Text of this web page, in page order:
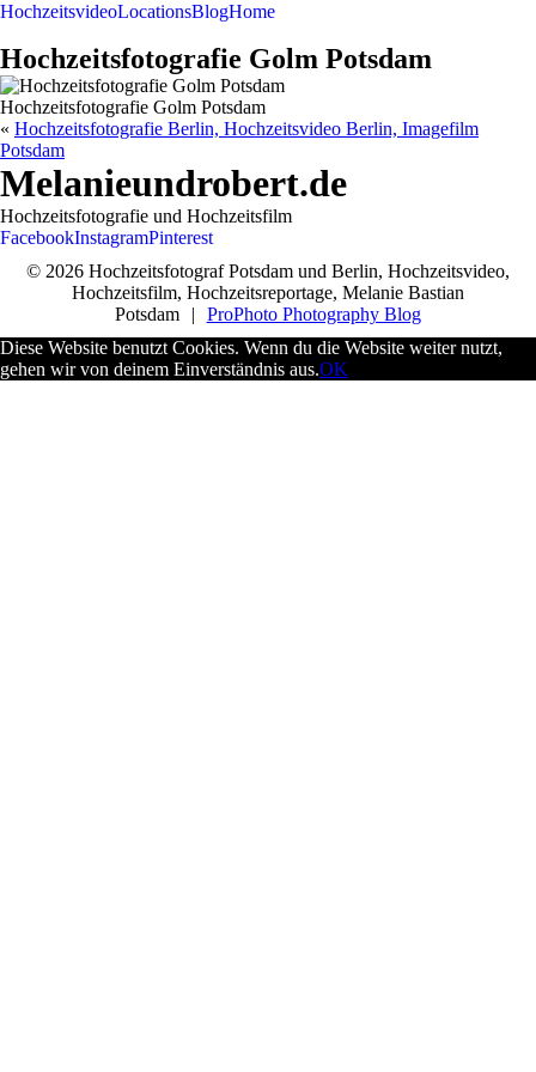
HochzeitsvideoLocationsBlogHome
Hochzeitsfotografie Golm Potsdam
Hochzeitsfotografie Golm Potsdam
« Hochzeitsfotografie Berlin, Hochzeitsvideo Berlin, Imagefilm
Potsdam
Melanieundrobert.de
Hochzeitsfotografie und Hochzeitsfilm
FacebookInstagramPinterest
© 2026 Hochzeitsfotograf Potsdam und Berlin, Hochzeitsvideo,
Hochzeitsfilm, Hochzeitsreportage, Melanie Bastian
Potsdam
|
ProPhoto Photography Blog
Diese Website benutzt Cookies. Wenn du die Website weiter nutzt,
gehen wir von deinem Einverständnis aus.OK